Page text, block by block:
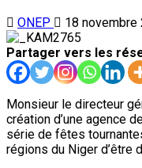
ONEP
18 novembre
Partager vers les
Monsieur le directeur
création d’une agence
série de fêtes
régions du Niger d’être